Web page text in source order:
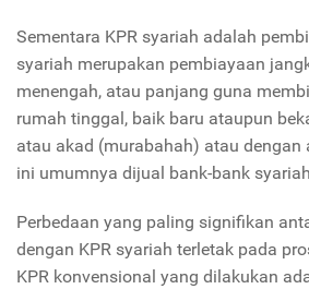
Sementara KPR syariah adalah
syariah merupakan pembiayaan
menengah, atau panjang guna
rumah tinggal, baik baru ataupun
atau akad (murabahah) atau dengan
ini umumnya dijual bank-bank
Perbedaan yang paling signifikan
dengan KPR syariah terletak pada
KPR konvensional yang dilakukan